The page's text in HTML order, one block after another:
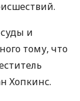
и
тому, что
Хопкинс.